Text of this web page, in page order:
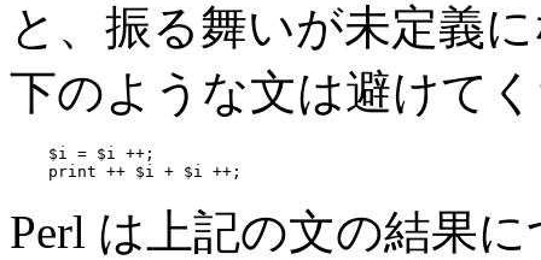
と、振る舞いが未定義
下のような文は避けて
    $i = $i ++;
    print ++ $i + $i ++;
Perl は上記の文の結果